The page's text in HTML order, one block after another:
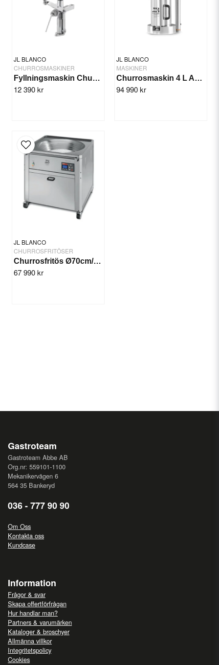
JL BLANCO
CHURROSMASKINER
Fyllningsmaskin Churros 5 Ltr. - Manuell
12 390 kr
JL BLANCO
MASKINER
Churrosmaskin 4 L Auto, M-2020
94 990 kr
JL BLANCO
CHURROSFRITÖSER
Churrosfritös Ø70cm/16,5 kW 400V
67 990 kr
Ja, ni får publicera min fråga
Gastroteam
Gastroteam Abbe AB
Org.nr: 559101-1100
Mekanikervägen 6
564 35 Bankeryd
036 - 777 90 90
Om Oss
Kontakta oss
Kundcase
Information
Frågor & svar
Skapa offertförfrågan
Hur handlar man?
Partners & varumärken
Kataloger & broschyer
Allmänna villkor
Integritetspolicy
Cookies